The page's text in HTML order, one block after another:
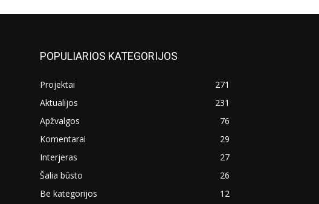
POPULIARIOS KATEGORIJOS
Projektai
271
Aktualijos
231
Apžvalgos
76
Komentarai
29
Interjeras
27
Šalia būsto
26
Be kategorijos
12